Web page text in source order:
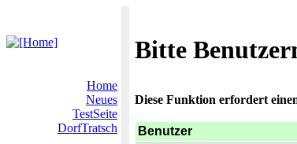
Bitte
Home
Neues
TestSeite
DorfTratsch
Diese Funktion erfordert
Benutzer